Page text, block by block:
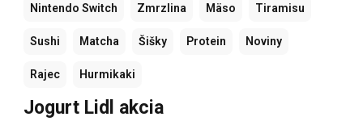
Nintendo Switch Zmrzlina Mäso Tiramisu
Sushi Matcha Šišky Protein Noviny
Rajec Hurmikaki
Jogurt Lidl akcia